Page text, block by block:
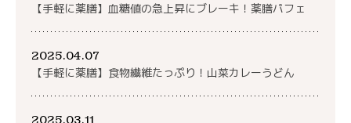
【手軽に薬膳】血糖値の急上昇にブレーキ！薬膳パフェ
2025.04.07
【手軽に薬膳】食物繊維たっぷり！山菜カレーうどん
2025.03.11